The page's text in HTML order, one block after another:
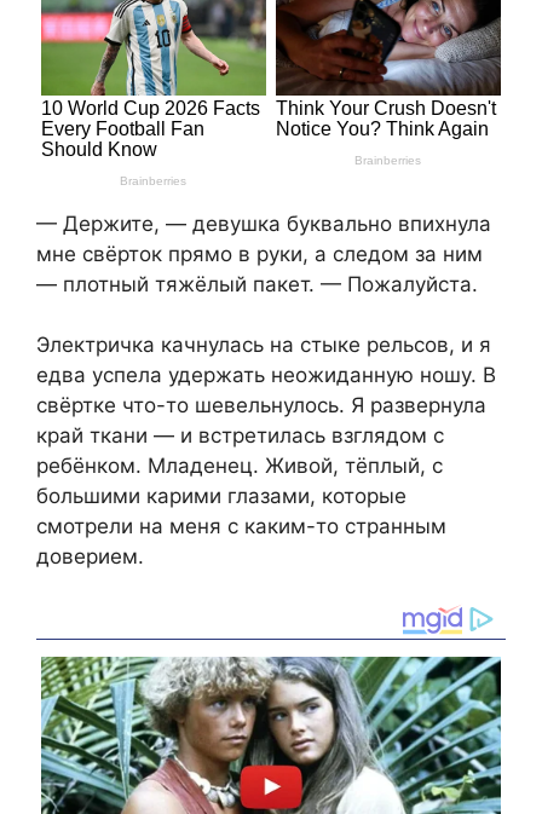
— Держите, — девушка буквально впихнула
мне свёрток прямо в руки, а следом за ним
— плотный тяжёлый пакет. — Пожалуйста.
Электричка качнулась на стыке рельсов, и я
едва успела удержать неожиданную ношу. В
свёртке что-то шевельнулось. Я развернула
край ткани — и встретилась взглядом с
ребёнком. Младенец. Живой, тёплый, с
большими карими глазами, которые
смотрели на меня с каким-то странным
доверием.